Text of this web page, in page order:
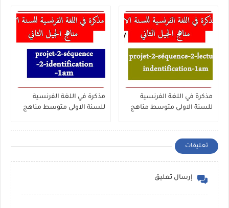
de-l'écrit-1am
synonyme-1am
مذكرة في اللغة الفرنسية
للسنة الاولى متوسط مناهج
indentification-1am
مذكرة في اللغة الفرنسية
للسنة الاولى متوسط مناهج
تعليقات
إرسال تعليق